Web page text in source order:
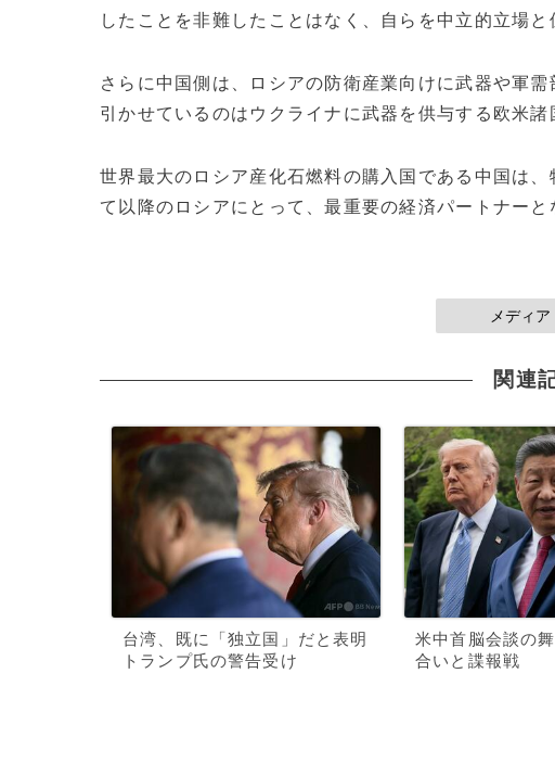
したことを非難したことはなく、自らを中立的立場と
さらに中国側は、ロシアの防衛産業向けに武器や軍
引かせているのはウクライナに武器を供与する欧米諸
世界最大のロシア産化石燃料の購入国である中国は
て以降のロシアにとって、最重要の経済パートナー
メディ
関連
台湾、既に「独立国」だと表明
トランプ氏の警告受け
米中首脳会談の
合いと諜報戦